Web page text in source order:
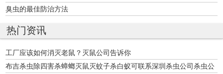
臭虫的最佳防治方法
热门资讯
工厂应该如何消灭老鼠？灭鼠公司告诉你
布吉杀虫除四害杀蟑螂灭鼠灭蚊子杀白蚁可联系深圳杀虫公司杀虫公